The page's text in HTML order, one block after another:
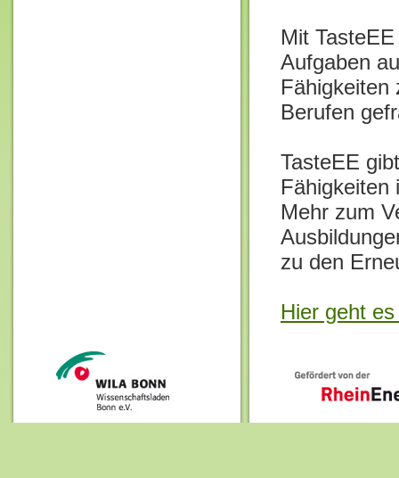
Mit
Aufgaben
Fähigkeiten
Berufen
TasteEE
Fähigkeiten
Mehr zum
zu den
Hier geht